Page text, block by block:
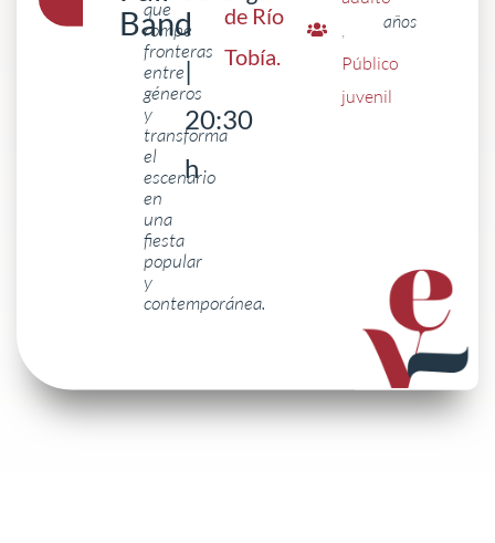
Band
que
rompe
fronteras
entre
géneros
y
transforma
el
escenario
en
una
fiesta
popular
y
contemporánea.
|
20:30
h
de Río
Tobía
Público
juvenil
años